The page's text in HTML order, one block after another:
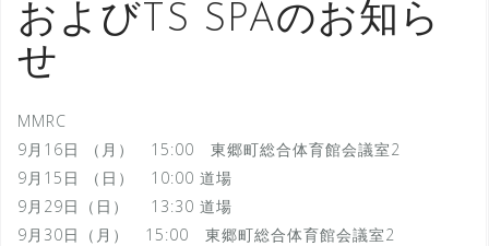
およびTS SPAのお知ら
せ
MMRC
9月16日 （月） 15:00 東郷町総合体育館会議室2
9月15日 （日） 10:00 道場
9月29日（日） 13:30 道場
9月30日（月） 15:00 東郷町総合体育館会議室2